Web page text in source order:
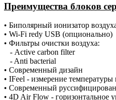
Преимущества блоков
• Биполярный ионизатор
• Wi-Fi redy USB (опционально)
• Фильтры очистки воздуха:
- Active carbon filter
- Anti bacterial
• Современный дизайн
• IFeel - измерение
• Современный
• 4D Air Flow - горизонтальное